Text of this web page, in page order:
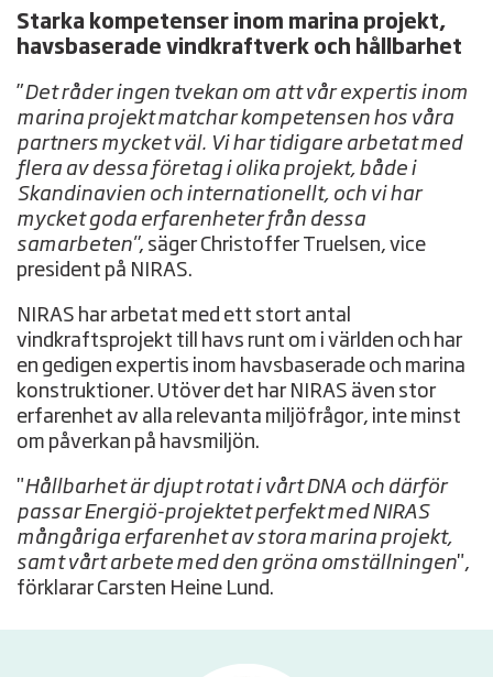
Starka kompetenser inom marina projekt,
havsbaserade vindkraftverk och hållbarhet
”Det råder ingen tvekan om att vår expertis inom
marina projekt matchar kompetensen hos våra
partners mycket väl. Vi har tidigare arbetat med
flera av dessa företag i olika projekt, både i
Skandinavien och internationellt, och vi har
mycket goda erfarenheter från dessa
samarbeten", säger Christoffer Truelsen, vice
president på NIRAS.
NIRAS har arbetat med ett stort antal
vindkraftsprojekt till havs runt om i världen och har
en gedigen expertis inom havsbaserade och marina
konstruktioner. Utöver det har NIRAS även stor
erfarenhet av alla relevanta miljöfrågor, inte minst
om påverkan på havsmiljön.
"Hållbarhet är djupt rotat i vårt DNA och därför
passar Energiö-projektet perfekt med NIRAS
mångåriga erfarenhet av stora marina projekt,
samt vårt arbete med den gröna omställningen",
förklarar Carsten Heine Lund.